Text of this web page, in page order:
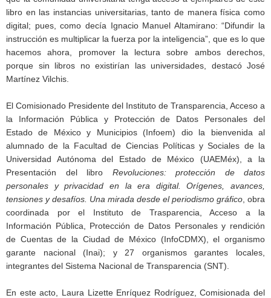
libro en las instancias universitarias, tanto de manera física como
digital; pues, como decía Ignacio Manuel Altamirano: “Difundir la
instrucción es multiplicar la fuerza por la inteligencia”, que es lo que
hacemos ahora, promover la lectura sobre ambos derechos,
porque sin libros no existirían las universidades, destacó José
Martínez Vilchis.
El Comisionado Presidente del Instituto de Transparencia, Acceso a
la Información Pública y Protección de Datos Personales del
Estado de México y Municipios (Infoem) dio la bienvenida al
alumnado de la Facultad de Ciencias Políticas y Sociales de la
Universidad Autónoma del Estado de México (UAEMéx), a la
Presentación del libro Revoluciones: protección de datos
personales y privacidad en la era digital. Orígenes, avances,
tensiones y desafíos. Una mirada desde el periodismo gráfico, obra
coordinada por el Instituto de Trasparencia, Acceso a la
Información Pública, Protección de Datos Personales y rendición
de Cuentas de la Ciudad de México (InfoCDMX), el organismo
garante nacional (Inai); y 27 organismos garantes locales,
integrantes del Sistema Nacional de Transparencia (SNT).
En este acto, Laura Lizette Enríquez Rodríguez, Comisionada del